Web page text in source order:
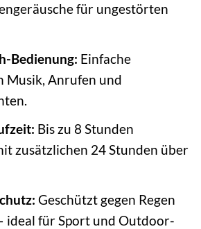
für ungestörten
Bedienung: Einfache
Musik, Anrufen und
Bis zu 8 Stunden
zusätzlichen 24 Stunden über
Geschützt gegen Regen
ideal für Sport und Outdoor-